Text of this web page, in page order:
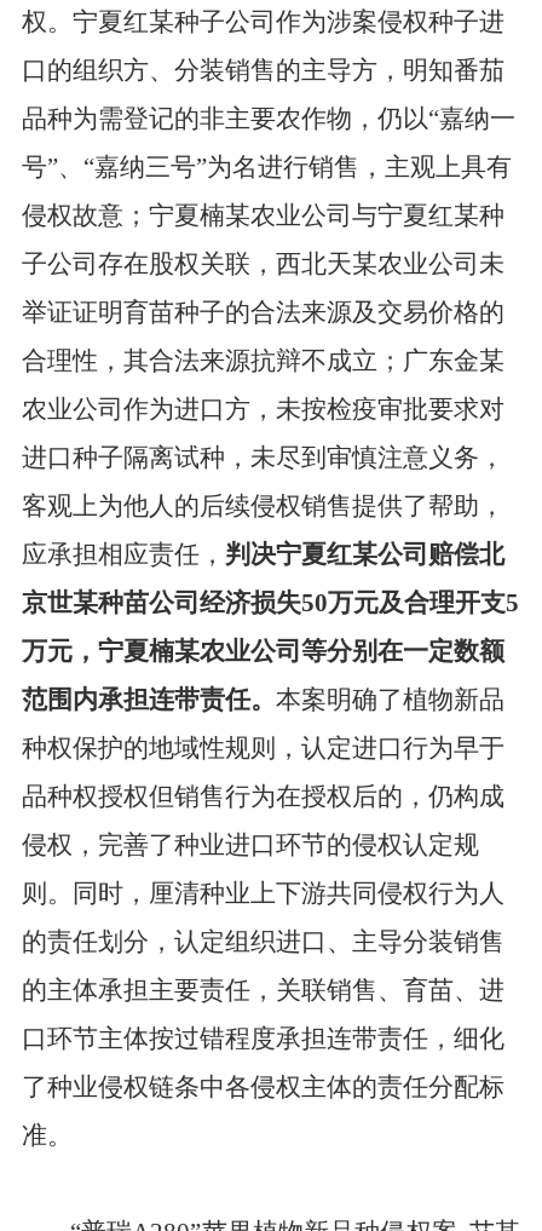
权。宁夏红某种子公司作为涉案侵权种子进
口的组织方、分装销售的主导方，明知番茄
品种为需登记的非主要农作物，仍以“嘉纳一
号”、“嘉纳三号”为名进行销售，主观上具有
侵权故意；宁夏楠某农业公司与宁夏红某种
子公司存在股权关联，西北天某农业公司未
举证证明育苗种子的合法来源及交易价格的
合理性，其合法来源抗辩不成立；广东金某
农业公司作为进口方，未按检疫审批要求对
进口种子隔离试种，未尽到审慎注意义务，
客观上为他人的后续侵权销售提供了帮助，
应承担相应责任， 判决宁夏红某公司赔偿北
京世某种苗公司经济损失50万元及合理开支5
万元，宁夏楠某农业公司等分别在一定数额
范围内承担连带责任。 本案明确了植物新品
种权保护的地域性规则，认定进口行为早于
品种权授权但销售行为在授权后的，仍构成
侵权，完善了种业进口环节的侵权认定规
则。同时，厘清种业上下游共同侵权行为人
的责任划分，认定组织进口、主导分装销售
的主体承担主要责任，关联销售、育苗、进
口环节主体按过错程度承担连带责任，细化
了种业侵权链条中各侵权主体的责任分配标
准。